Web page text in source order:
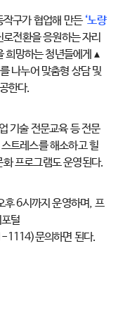
구가 협업해 만든‘노량
전환을 응원하는 자리
희망하는 청년들에게 ▴
나누어 맞춤형 상담 및
한다.
기술 전문교육 등 전문
트레스를 해소하고 힐
프로그램도 운영된다.
6시까지 운영하며, 프
털
문의하면 된다.